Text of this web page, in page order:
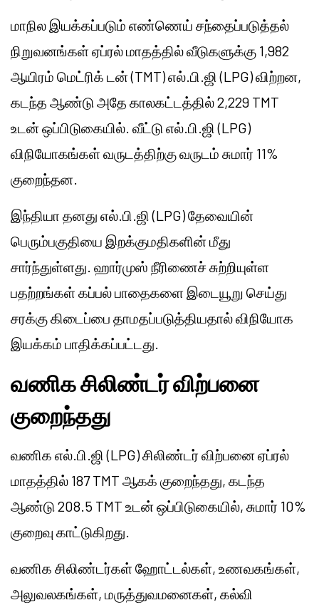
மாநில இயக்கப்படும் எண்ணெய் சந்தைப்படுத்தல்
நிறுவனங்கள் ஏப்ரல் மாதத்தில் வீடுகளுக்கு 1,982
ஆயிரம் மெட்ரிக் டன் (TMT) எல்.பி.ஜி (LPG) விற்றன,
கடந்த ஆண்டு அதே காலகட்டத்தில் 2,229 TMT
உடன் ஒப்பிடுகையில். வீட்டு எல்.பி.ஜி (LPG)
விநியோகங்கள் வருடத்திற்கு வருடம் சுமார் 11%
குறைந்தன.
இந்தியா தனது எல்.பி.ஜி (LPG) தேவையின்
பெரும்பகுதியை இறக்குமதிகளின் மீது
சார்ந்துள்ளது. ஹார்முஸ் நீரிணைச் சுற்றியுள்ள
பதற்றங்கள் கப்பல் பாதைகளை இடையூறு செய்து
சரக்கு கிடைப்பை தாமதப்படுத்தியதால் விநியோக
இயக்கம் பாதிக்கப்பட்டது.
வணிக சிலிண்டர் விற்பனை
குறைந்தது
வணிக எல்.பி.ஜி (LPG) சிலிண்டர் விற்பனை ஏப்ரல்
மாதத்தில் 187 TMT ஆகக் குறைந்தது, கடந்த
ஆண்டு 208.5 TMT உடன் ஒப்பிடுகையில், சுமார் 10%
குறைவு காட்டுகிறது.
வணிக சிலிண்டர்கள் ஹோட்டல்கள், உணவகங்கள்,
அலுவலகங்கள், மருத்துவமனைகள், கல்வி